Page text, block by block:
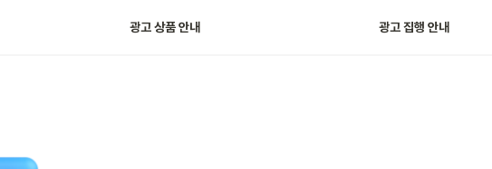
광고 상품 안내 광고 집행 안내
광고 집행 및 운영 정책